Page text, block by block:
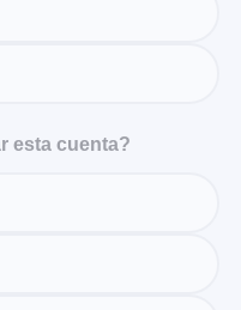
esta cuenta?